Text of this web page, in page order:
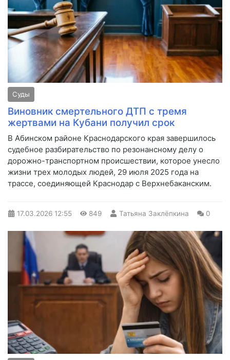
Суды
Виновник смертельного ДТП с тремя
жертвами на Кубани получил срок
В Абинском районе Краснодарского края завершилось
судебное разбирательство по резонансному делу о
дорожно-транспортном происшествии, которое унесло
жизни трех молодых людей, 29 июля 2025 года на
трассе, соединяющей Краснодар с Верхнебаканским.
17.03.2026 12:55 849 Татьяна Заклёпкина 0